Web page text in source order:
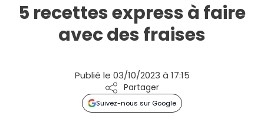
5 recettes express à faire
avec des fraises
Publié le 03/10/2023 à 17:15
Partager
Suivez-nous sur Google